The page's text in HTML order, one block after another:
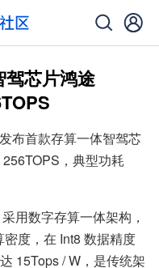
驾芯片鸿途
布首款存算一体智驾芯
，典型功耗
用数字存算一体架构，
度，在 Int8 数据精度
15Tops / W，是传统架